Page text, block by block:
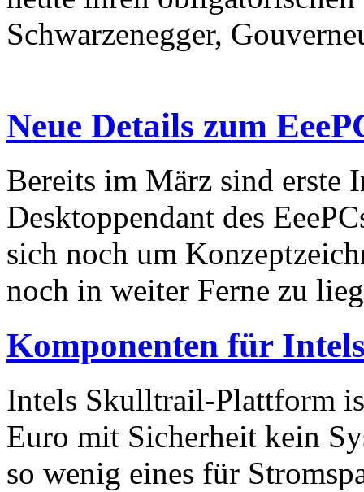
Schwarzenegger,
Neue Details zum
Bereits im März sind erste
Desktoppendant des
sich noch um
noch in weiter Ferne zu
Komponenten für
Intels Skulltrail-Plattform
Euro mit Sicherheit kein
so wenig eines für